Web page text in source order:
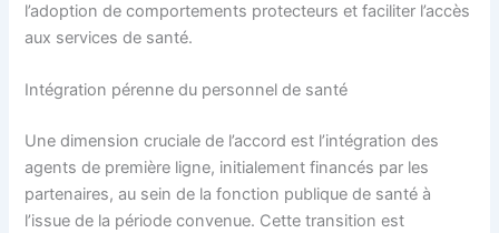
l’adoption de comportements protecteurs et faciliter l’accès
aux services de santé.
Intégration pérenne du personnel de santé
Une dimension cruciale de l’accord est l’intégration des
agents de première ligne, initialement financés par les
partenaires, au sein de la fonction publique de santé à
l’issue de la période convenue. Cette transition est